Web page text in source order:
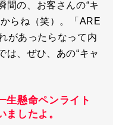
間の、お客さんの“キ
らね（笑）。「 ARE
があったらなって内
は、ぜひ、あの“キャ
生懸命ペンライト
したよ。